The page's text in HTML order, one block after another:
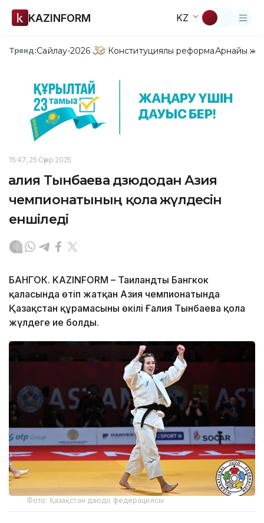
KAZINFORM KZ
Тренд:Сайлау-2026 Конституциялық реформаАрнайы
15:47, 25 Сәуір 2025
Ғалия Тынбаева дзюдодан Азия
чемпионатының қола жүлдесін
еншіледі
БАНГОК. KAZINFORM – Таиландтың Бангкок
қаласында өтіп жатқан Азия чемпионатында
Қазақстан құрамасының өкілі Ғалия Тынбаева қола
жүлдеге ие болды.
Фото: Қазақстан дзюдо федерациясы